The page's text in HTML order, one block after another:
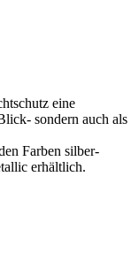
eine
sondern auch als
Farben silber-
erhältlich.